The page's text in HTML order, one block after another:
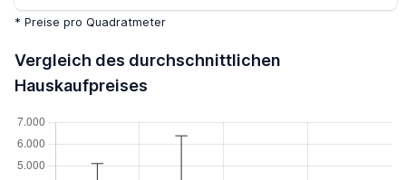
* Preise pro Quadratmeter
Vergleich des durchschnittlichen
Hauskaufpreises